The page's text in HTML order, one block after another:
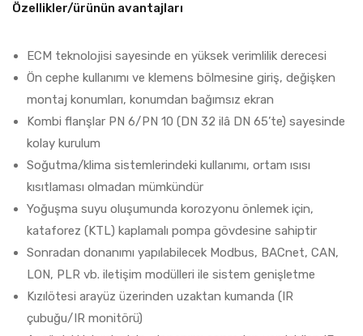
Özellikler/ürünün avantajları
ECM teknolojisi sayesinde en yüksek verimlilik derecesi
Ön cephe kullanımı ve klemens bölmesine giriş, değişken
montaj konumları, konumdan bağımsız ekran
Kombi flanşlar PN 6/PN 10 (DN 32 ilâ DN 65’te) sayesinde
kolay kurulum
Soğutma/klima sistemlerindeki kullanımı, ortam ısısı
kısıtlaması olmadan mümkündür
Yoğuşma suyu oluşumunda korozyonu önlemek için,
kataforez (KTL) kaplamalı pompa gövdesine sahiptir
Sonradan donanımı yapılabilecek Modbus, BACnet, CAN,
LON, PLR vb. iletişim modülleri ile sistem genişletme
Kızılötesi arayüz üzerinden uzaktan kumanda (IR
çubuğu/IR monitörü)